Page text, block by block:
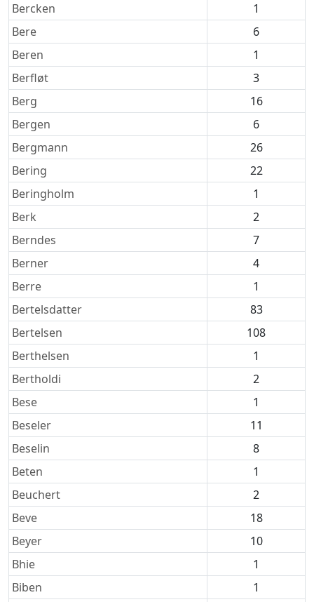
Bercken
1
Bere
6
Beren
1
Berfløt
3
Berg
16
Bergen
6
Bergmann
26
Bering
22
Beringholm
1
Berk
2
Berndes
7
Berner
4
Berre
1
Bertelsdatter
83
Bertelsen
108
Berthelsen
1
Bertholdi
2
Bese
1
Beseler
11
Beselin
8
Beten
1
Beuchert
2
Beve
18
Beyer
10
Bhie
1
Biben
1